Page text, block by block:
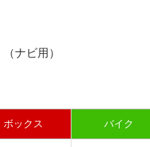
（ナビ用）
ボックス バイク